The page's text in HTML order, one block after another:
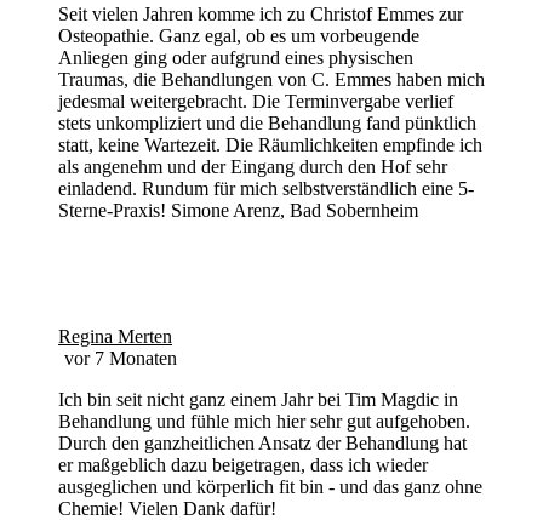
Seit vielen Jahren komme ich zu Christof Emmes zur
Osteopathie. Ganz egal, ob es um vorbeugende
Anliegen ging oder aufgrund eines physischen
Traumas, die Behandlungen von C. Emmes haben mich
jedesmal weitergebracht. Die Terminvergabe verlief
stets unkompliziert und die Behandlung fand pünktlich
statt, keine Wartezeit. Die Räumlichkeiten empfinde ich
als angenehm und der Eingang durch den Hof sehr
einladend. Rundum für mich selbstverständlich eine 5-
Sterne-Praxis! Simone Arenz, Bad Sobernheim
Regina Merten
vor 7 Monaten
Ich bin seit nicht ganz einem Jahr bei Tim Magdic in
Behandlung und fühle mich hier sehr gut aufgehoben.
Durch den ganzheitlichen Ansatz der Behandlung hat
er maßgeblich dazu beigetragen, dass ich wieder
ausgeglichen und körperlich fit bin - und das ganz ohne
Chemie! Vielen Dank dafür!